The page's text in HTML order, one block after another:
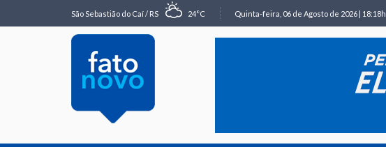
São Sebastião do Caí / RS 24°C Quinta-feira, 06 de Agosto de 2026 | 18:18h